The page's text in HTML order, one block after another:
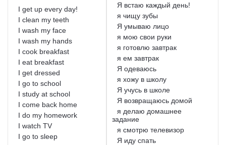
I get up every day!
I clean my teeth
I wash my face
I wash my hands
I cook breakfast
I eat breakfast
I get dressed
I go to school
I study at school
I come back home
I do my homework
I watch TV
I go to sleep
Я встаю каждый день!
я чищу зубы
Я умываю лицо
я мою свои руки
я готовлю завтрак
я ем завтрак
Я одеваюсь
я хожу в школу
Я учусь в школе
Я возвращаюсь домой
я делаю домашнее
задание
я смотрю телевизор
Я иду спать